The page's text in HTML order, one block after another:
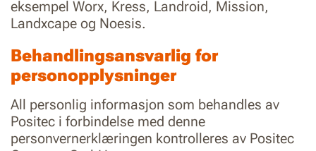
eksempel Worx, Kress, Landroid, Mission,
Landxcape og Noesis.
Behandlingsansvarlig for
personopplysninger
All personlig informasjon som behandles av
Positec i forbindelse med denne
personvernerklæringen kontrolleres av Positec